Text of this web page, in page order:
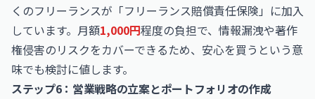
くのフリーランスが「フリーランス賠償責任保険」に加入
しています。月額1,000円程度の負担で、情報漏洩や著作
権侵害のリスクをカバーできるため、安心を買うという意
味でも検討に値します。
ステップ6：営業戦略の立案とポートフォリオの作成